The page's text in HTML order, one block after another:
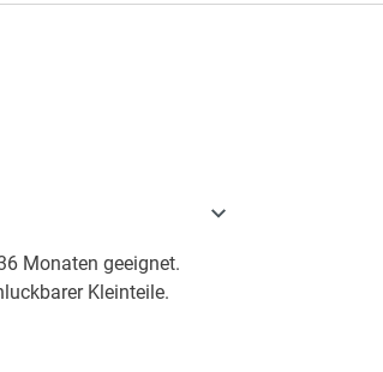
Monaten geeignet.
Kleinteile.